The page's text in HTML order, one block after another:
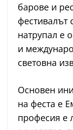
барове и
фестивалът
натрупал е
и
световна
Основен
на феста е
професия е